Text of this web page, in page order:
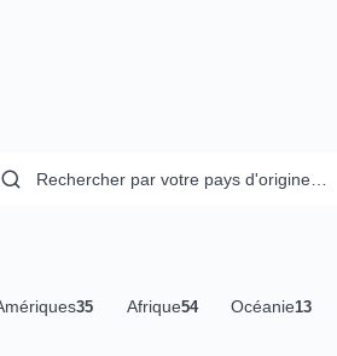
les pays
35 Afrique54 Océanie13